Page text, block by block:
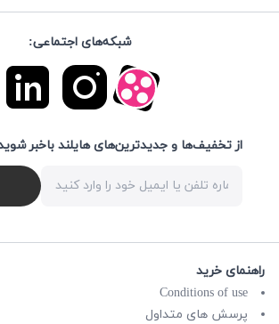
شبکه‌های اجتماعی:
از تخفیف‌ها و جدیدترین‌های هایلند باخبر
راهنمای خرید
Conditions of use
پرسش های متداول